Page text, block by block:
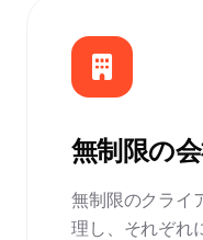
無制限の
無制限のクライ
理し、それぞれ